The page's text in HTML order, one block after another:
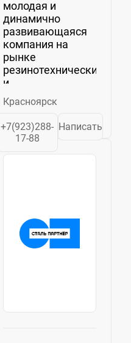
молодая и
динамично
развивающаяся
компания на
рынке
резинотехнических
и
асбестотехнических
изделий. Нашими
партнерами-
поставщиками
ведущие
Красноярск
+7(923)288-
17-88
Написать